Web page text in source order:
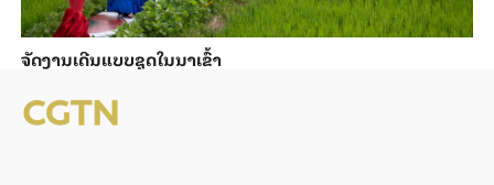
ຈັດງານເດີນແບບຊຸດໃນນາເຂົ້າ